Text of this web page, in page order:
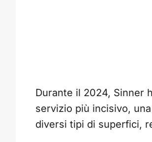
Durante il 2024, Sinner
servizio più incisivo,
diversi tipi di superfici,